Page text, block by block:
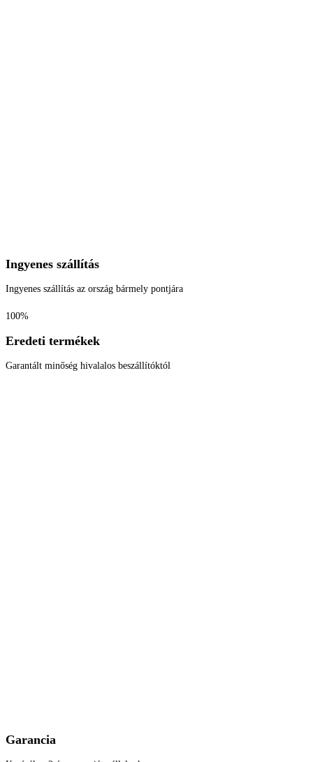
Ingyenes szállítás
Ingyenes szállítás az ország bármely pontjára
100%
Eredeti termékek
Garantált minőség hivalalos beszállítóktól
Garancia